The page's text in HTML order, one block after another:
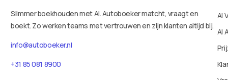
Slimmer boekhouden met AI. Autoboeker matcht, vraagt en
boekt. Zo werken teams met vertrouwen en zijn klanten altijd bij.
info@autoboeker.nl
+31 85 081 8900
AI
AI